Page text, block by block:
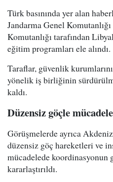
Türk basınında yer alan
Jandarma Genel
Komutanlığı tarafından
eğitim programları ele alındı.
Taraflar, güvenlik
yönelik iş birliğinin
kaldı.
Düzensiz göçle
Görüşmelerde ayrıca
düzensiz göç hareketleri ve
mücadelede
kararlaştırıldı.